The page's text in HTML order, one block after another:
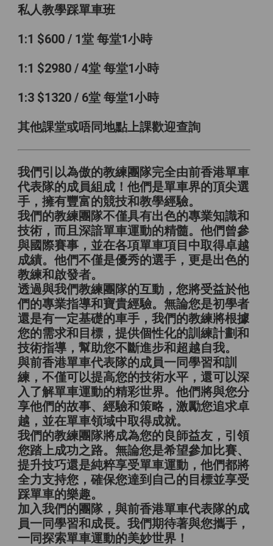
私人教學踩單車班
1:1 $600 / 1堂 每堂1小時
1:1 $2980 / 4堂 每堂1小時
1:3 $1320 / 6堂 每堂1小時
其他課堂或唔同地點上課歡迎查詢
我們引以為傲的教練團隊完全由前香港單車
代表隊的成員組成！他們是單車界的頂尖選
手，擁有豐富的競技和教學經驗。
我們的教練團隊不僅具有出色的專業知識和
技術，而且深諳單車運動的精髓。他們曾參
與國際賽事，並在各項單車項目中取得卓越
成績。他們不僅是優秀的選手，更是出色的
教練和啟發者。
透過與我們教練團隊的互動，您將受益於他
們的專業指導和寶貴經驗。無論您是初學者
還是有一定基礎的車手，我們的教練將根據
您的需求和目標，提供個性化的訓練計劃和
技術指導，幫助您不斷進步和超越自我。
與前香港單車代表隊的成員一同學習和訓
練，不僅可以提高您的技術水平，還可以深
入了解單車運動的精彩世界。他們將與您分
享他們的故事、經驗和策略，激勵您追求卓
越，並在單車領域中取得成就。
我們的教練團隊將成為您的良師益友，引領
您踏上成功之路。無論您是希望參加比賽、
提升技巧還是純粹享受單車運動，他們都將
全力支持您，確保您達到自己的目標並享受
踩單車的樂趣。
加入我們的團隊，與前香港單車代表隊的成
員一同學習和成長。我們期待著與您攜手，
一同探索單車運動的美妙世界！